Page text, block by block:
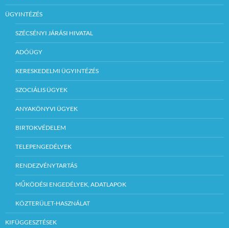
ÜGYINTÉZÉS
SZÉCSÉNYI JÁRÁSI HIVATAL
ADÓÜGY
KERESKEDELMI ÜGYINTÉZÉS
SZOCIÁLIS ÜGYEK
ANYAKÖNYVI ÜGYEK
BIRTOKVÉDELEM
TELEPENGEDÉLYEK
RENDEZVÉNYTARTÁS
MŰKÖDÉSI ENGEDÉLYEK, ADATLAPOK
KÖZTERÜLET-HASZNÁLAT
KIFÜGGESZTÉSEK